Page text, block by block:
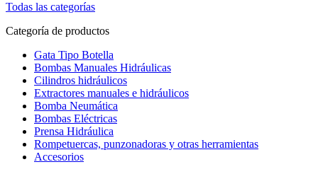
Todas las categorías
Categoría de productos
Gata Tipo Botella
Bombas Manuales Hidráulicas
Cilindros hidráulicos
Extractores manuales e hidráulicos
Bomba Neumática
Bombas Eléctricas
Prensa Hidráulica
Rompetuercas, punzonadoras y otras herramientas
Accesorios